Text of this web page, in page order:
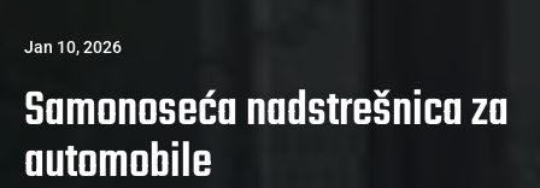
Jan 10, 2026
Samonoseća nadstrešnica za
automobile